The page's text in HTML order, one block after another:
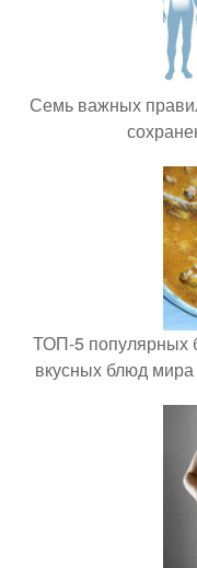
Семь важных
ТОП-5 популярных
вкусных блюд